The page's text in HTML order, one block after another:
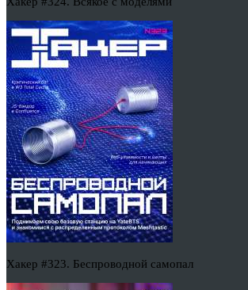
Хакер #323. Беспроводной самопал